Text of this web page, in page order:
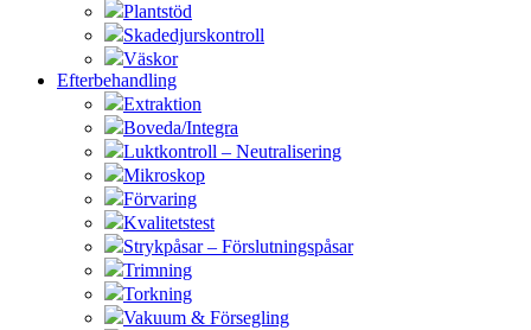
Plantstöd
Skadedjurskontroll
Väskor
Efterbehandling
Extraktion
Boveda/Integra
Luktkontroll – Neutralisering
Mikroskop
Förvaring
Kvalitetstest
Strykpåsar – Förslutningspåsar
Trimning
Torkning
Vakuum & Försegling